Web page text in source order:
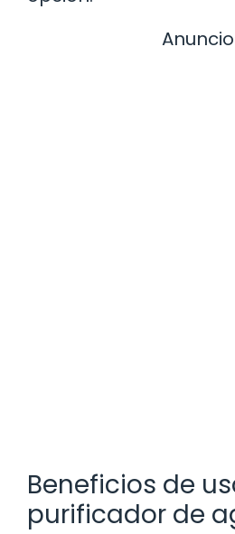
Beneficios de
purificador de